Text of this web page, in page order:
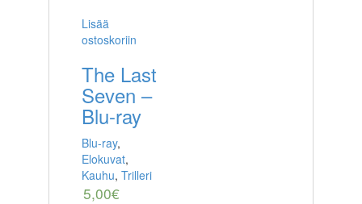
Lisää
ostoskoriin
The Last
Seven –
Blu-ray
Blu-ray,
Elokuvat,
Kauhu, Trilleri
5,00€